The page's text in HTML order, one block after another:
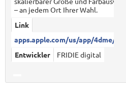
– an jedem Ort Ihrer Wahl.
Link
apps.apple.com/us/app/4dme/id1...
Entwickler
FRIDIE digital